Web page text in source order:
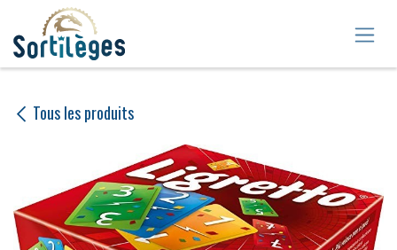
Se rendre au contenu
Tous les produits